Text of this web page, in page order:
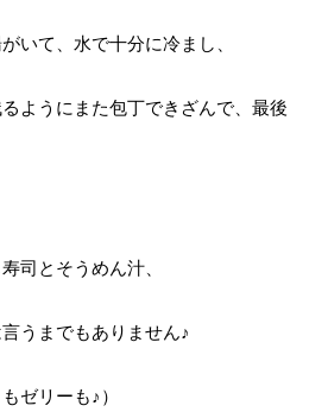
いて、水で十分に冷まし、
ようにまた包丁できざんで、最後
司とそうめん汁、
うまでもありません♪
ゼリーも♪）